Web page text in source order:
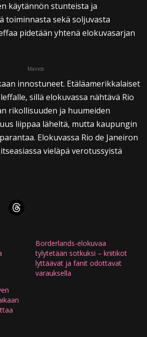
käytännön stunteista ja
toiminnasta sekä soljuvasta
pidetään yhtenä elokuvasarjan
Mainos
innostuneet. Etäläamerikkalaiset
sillä elokuvassa nähtävä Rio
rikollisuuden ja huumeiden
liippaa läheltä, mutta kaupungin
Elokuvassa Rio de Janeiron
vieläpä verotussyistä
Borderlands-elokuvaa
tylytetään sotkuksi – kriitikot
lyttäävät ja fanit odottavat
varauksella